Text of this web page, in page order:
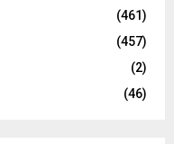
(461)
(457)
(2)
(46)